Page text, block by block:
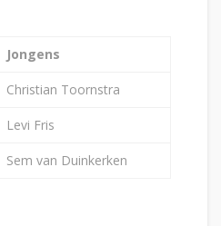
Jongens
Christian Toornstra
Levi Fris
Sem van Duinkerken